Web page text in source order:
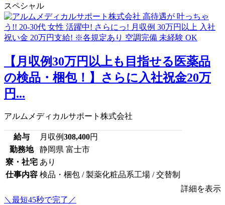
スペシャル
【月収例30万円以上も目指せる医薬品
の検品・梱包！】さらに入社祝金20万
円...
アルムメディカルサポート株式会社
給与 月収例308,400円
勤務地
静岡県 富士市
寮・社宅 あり
仕事内容 検品・梱包 / 製薬化粧品系工場 / 交替制
詳細を表示
＼最短45秒で完了／